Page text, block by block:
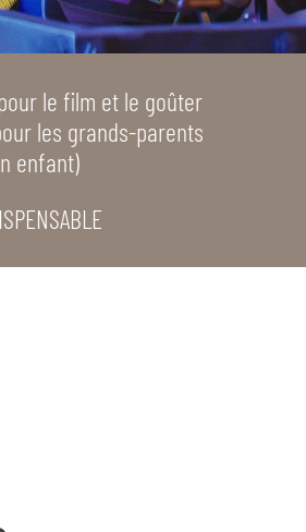
le film et le goûter
les grands-parents
enfant)